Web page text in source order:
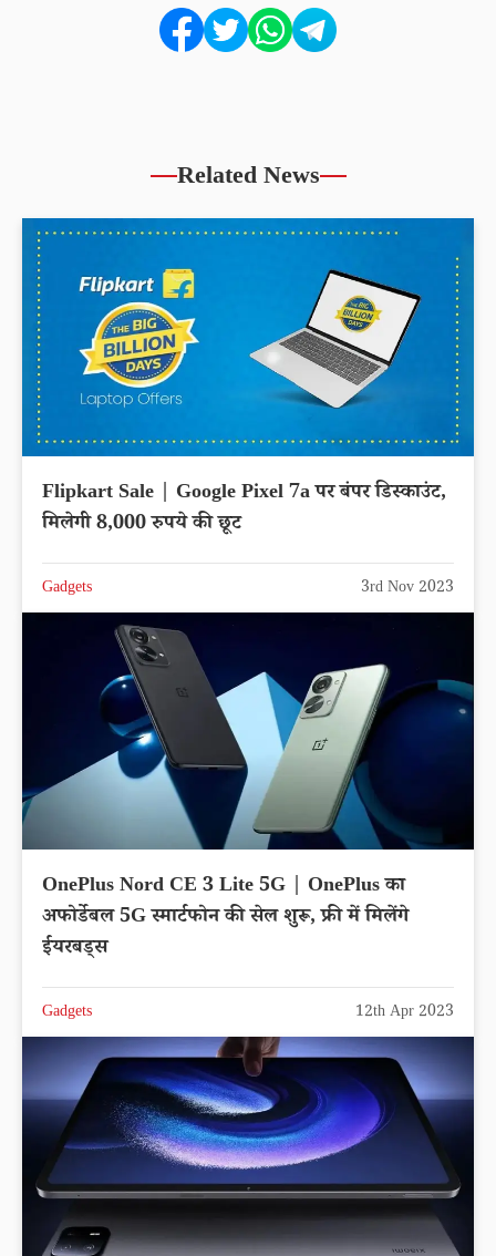
Related News
Flipkart Sale | Google Pixel 7a पर बंपर डिस्काउंट,
मिलेगी 8,000 रुपये की छूट
Gadgets 3rd Nov 2023
OnePlus Nord CE 3 Lite 5G | OnePlus का
अफोर्डेबल 5G स्मार्टफोन की सेल शुरू, फ्री में मिलेंगे
ईयरबड्स
Gadgets 12th Apr 2023